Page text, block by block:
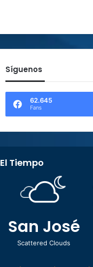
Síguenos
62.645
Fans
El Tiempo
San José
Scattered Clouds